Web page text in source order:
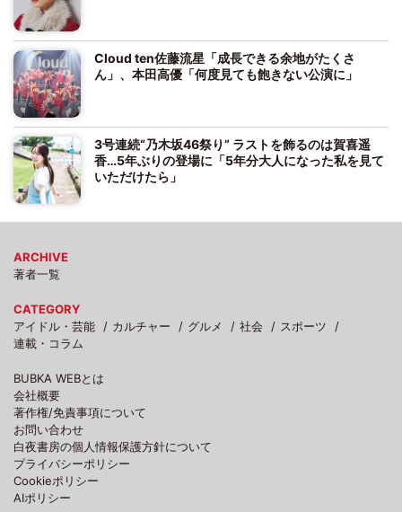
Cloud ten佐藤流星「成長できる余地がたくさ
ん」、本田高優「何度見ても飽きない公演に」
3号連続“乃木坂46祭り” ラストを飾るのは賀喜遥
香…5年ぶりの登場に「5年分大人になった私を見て
いただけたら」
ARCHIVE
著者一覧
CATEGORY
アイドル・芸能
カルチャー グルメ 社会
スポーツ
連載・コラム
BUBKA WEBとは
会社概要
著作権/免責事項について
お問い合わせ
白夜書房の個人情報保護方針について
プライバシーポリシー
Cookieポリシー
AIポリシー